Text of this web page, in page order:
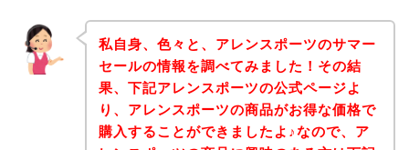
私自身、色々と、アレンスポーツのサマー
セールの情報を調べてみました！その結
果、下記アレンスポーツの公式ページよ
り、アレンスポーツの商品がお得な価格で
購入することができましたよ♪なので、ア